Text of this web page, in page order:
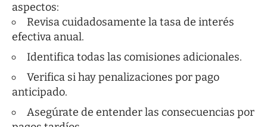
aspectos:
Revisa cuidadosamente la tasa de interés
efectiva anual.
Identifica todas las comisiones adicionales.
Verifica si hay penalizaciones por pago
anticipado.
Asegúrate de entender las consecuencias por